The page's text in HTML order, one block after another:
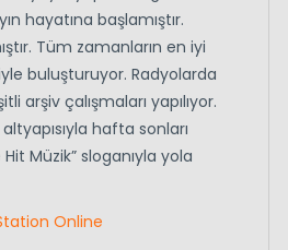
hayatına başlamıştır.
Tüm zamanların en iyi
buluşturuyor. Radyolarda
çalışmaları yapılıyor.
hafta sonları
Müzik” sloganıyla yola
Online